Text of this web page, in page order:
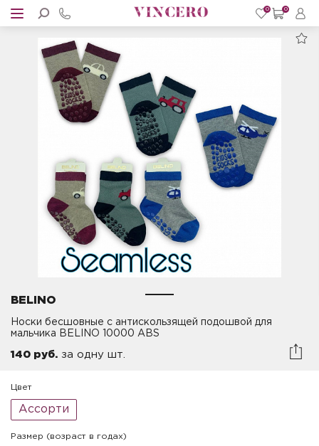
0 0
BELINO
Носки бесшовные с антискользящей подошвой для
мальчика BELINO 10000 ABS
140 руб. за одну шт.
Цвет
Ассорти
Размер (возраст в годах)